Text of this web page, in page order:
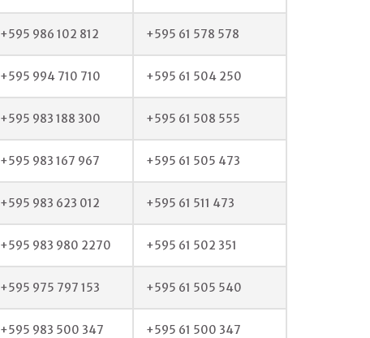
+595 986 102 812 +595 61 578 578
+595 994 710 710 +595 61 504 250
+595 983 188 300 +595 61 508 555
+595 983 167 967 +595 61 505 473
+595 983 623 012 +595 61 511 473
+595 983 980 2270 +595 61 502 351
+595 975 797 153 +595 61 505 540
+595 983 500 347 +595 61 500 347